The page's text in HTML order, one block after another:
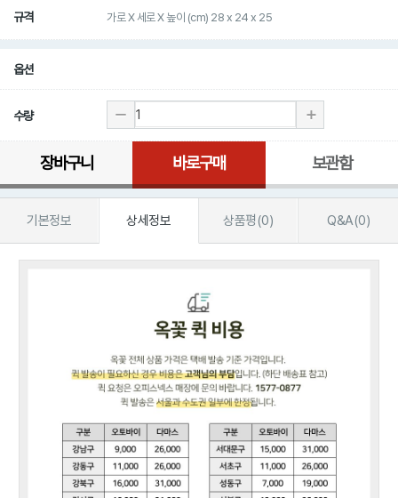
규격 가로 X 세로 X 높이 (cm) 28 x 24 x 25
옵션
수량
장바구니 바로구매 보관함
기본정보 상세정보 상품평(0) Q&A(0)